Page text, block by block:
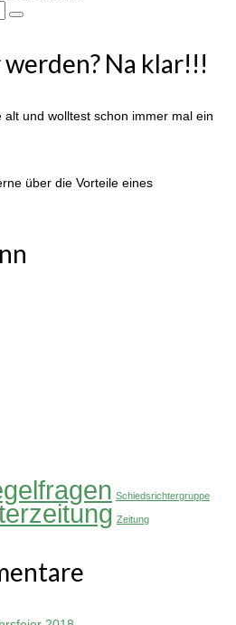
Na klar!!!
und wolltest schon immer mal ein
über die Vorteile eines
Schiedsrichtergruppe
Zeitung